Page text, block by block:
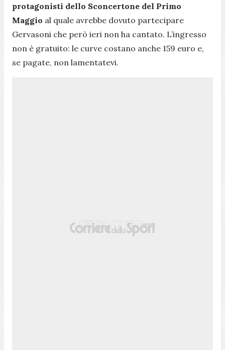
protagonisti dello Sconcertone del Primo
Maggio al quale avrebbe dovuto partecipare
Gervasoni che però ieri non ha cantato. L’ingresso
non è gratuito: le curve costano anche 159 euro e,
se pagate, non lamentatevi.